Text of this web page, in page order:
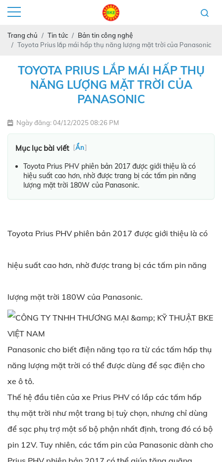
Trang chủ Tin tức
Bản tin công nghệ
Toyota Prius lắp mái hấp thụ năng lượng mặt trời của Panasonic
TOYOTA PRIUS LẮP MÁI HẤP THỤ
NĂNG LƯỢNG MẶT TRỜI CỦA
PANASONIC
Ngày đăng: 04/12/2025 08:26 PM
Mục lục bài viết [Ẩn]
Toyota Prius PHV phiên bản 2017 được giới thiệu là có
hiệu suất cao hơn, nhờ được trang bị các tấm pin năng
lượng mặt trời 180W của Panasonic.
Toyota Prius PHV phiên bản 2017 được giới thiệu là có
hiệu suất cao hơn, nhờ được trang bị các tấm pin năng
lượng mặt trời 180W của Panasonic.
Panasonic cho biết điện năng tạo ra từ các tấm hấp thụ
năng lượng mặt trời có thể được dùng để sạc điện cho
xe ô tô.
Thế hệ đầu tiên của xe Prius PHV có lắp các tấm hấp
thụ mặt trời như một trang bị tuỳ chọn, nhưng chỉ dùng
để sạc phụ trợ một số bộ phận nhất định, trong đó có bộ
pin 12V. Tuy nhiên, các tấm pin của Panasonic dành cho